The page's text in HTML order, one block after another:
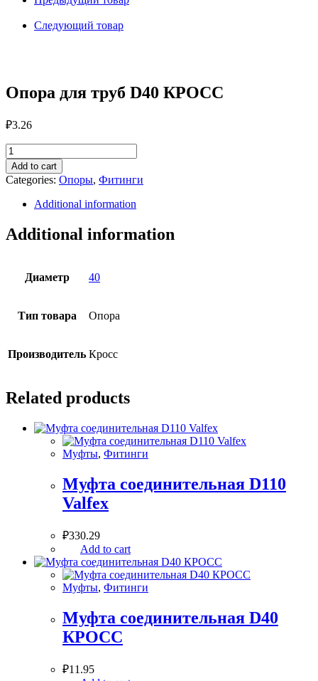
КРОСС
quantityСледующий товар
Опора для труб D40 КРОСС
₽3.26
Опора
для
труб
D40
КРОСС
quantity
Add to cart
Categories: Опоры, Фитинги
Additional information
Additional information
Диаметр 40
Тип товара Опора
Производитель Кросс
Related products
Муфты, Фитинги
Муфта соединительная D110
Valfex
₽330.29
Add to cart
Муфты, Фитинги
Муфта соединительная D40
КРОСС
₽11.95